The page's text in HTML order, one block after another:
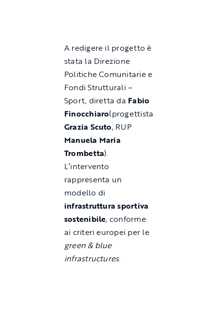
A redigere il progetto è
stata la Direzione
Politiche Comunitarie e
Fondi Strutturali –
Sport, diretta da Fabio
Finocchiaro(progettista
Grazia Scuto, RUP
Manuela Maria
Trombetta).
L’intervento
rappresenta un
modello di
infrastruttura sportiva
sostenibile, conforme
ai criteri europei per le
green & blue
infrastructures.